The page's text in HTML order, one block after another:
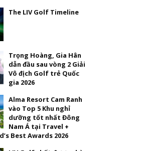
The LIV Golf Timeline
Trọng Hoàng, Gia Hân
dẫn đầu sau vòng 2 Giải
Vô địch Golf trẻ Quốc
gia 2026
Alma Resort Cam Ranh
vào Top 5 Khu nghỉ
dưỡng tốt nhất Đông
Nam Á tại Travel +
Best Awards 2026